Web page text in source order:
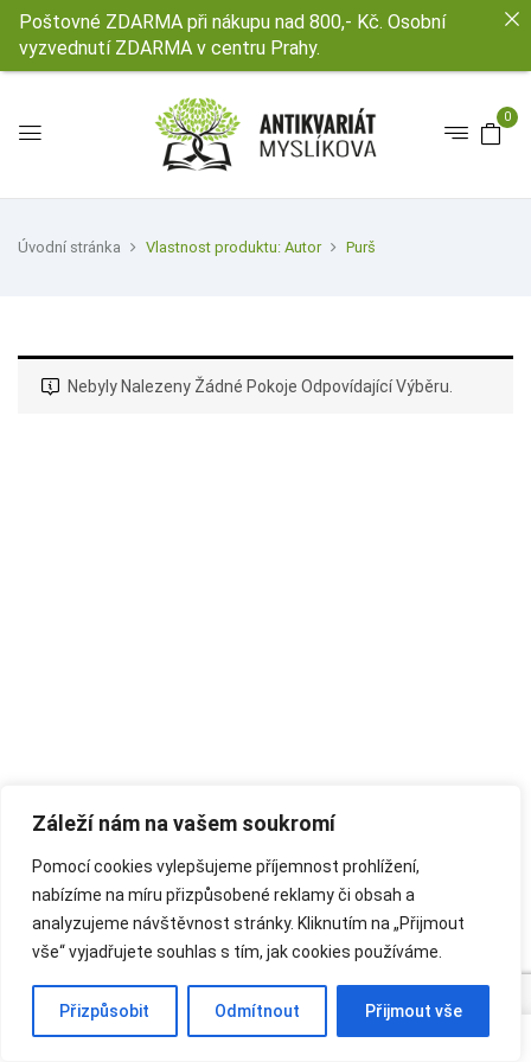
Záleží nám na vašem soukromí
Pomocí cookies vylepšujeme příjemnost prohlížení,
nabízíme na míru přizpůsobené reklamy či obsah a
analyzujeme návštěvnost stránky. Kliknutím na „Přijmout
vše“ vyjadřujete souhlas s tím, jak cookies používáme.
Přizpůsobit Odmítnout Přijmout vše
0
Úvodní stránka Vlastnost produktu: Autor Purš
Nebyly Nalezeny Žádné Pokoje Odpovídající Výběru.
Poštovné ZDARMA při nákupu nad 800,- Kč. Osobní
vyzvednutí ZDARMA v centru Prahy.